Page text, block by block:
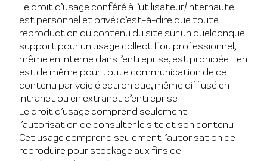
Le droit d’usage conféré à l’utilisateur/internaute
est personnel et privé : c’est-à-dire que toute
reproduction du contenu du site sur un quelconque
support pour un usage collectif ou professionnel,
même en interne dans l’entreprise, est prohibée. Il en
est de même pour toute communication de ce
contenu par voie électronique, même diffusé en
intranet ou en extranet d’entreprise.
Le droit d’usage comprend seulement
l’autorisation de consulter le site et son contenu.
Cet usage comprend seulement l’autorisation de
reproduire pour stockage aux fins de